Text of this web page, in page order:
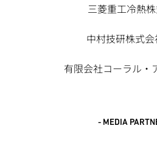
三菱重工冷熱
中村技研株式会
有限会社コーラル・
- MEDIA